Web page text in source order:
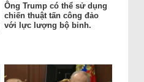
Ông Trump có thể sử dụng
chiến thuật tấn công đảo
với lực lượng bộ binh.